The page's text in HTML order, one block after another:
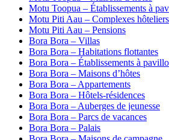
Motu Toopua – Établissements à
Motu Piti Aau – Complexes hôteliers
Motu Piti Aau – Pensions
Bora Bora – Villas
Bora Bora – Habitations flottantes
Bora Bora – Établissements à
Bora Bora – Maisons d’hôtes
Bora Bora – Appartements
Bora Bora – Hôtels-résidences
Bora Bora – Auberges de jeunesse
Bora Bora – Parcs de vacances
Bora Bora – Palais